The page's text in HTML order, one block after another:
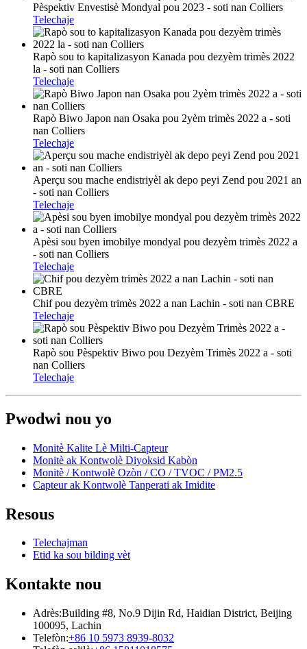
Pèspektiv Envestisè Mondyal pou 2023 - soti nan Colliers
Telechaje
Rapò sou to kapitalizasyon Kanada pou dezyèm trimès 2022
la - soti nan Colliers
Telechaje
Rapò Biwo Japon nan Osaka pou 2yèm trimès 2022 a - soti
nan Colliers
Telechaje
Aperçu sou mache endistriyèl ak depo peyi Zend pou 2021 an
- soti nan Colliers
Telechaje
Apèsi sou byen imobilye mondyal pou dezyèm trimès 2022 a
- soti nan Colliers
Telechaje
Chif pou dezyèm trimès 2022 a nan Lachin - soti nan CBRE
Telechaje
Rapò sou Pèspektiv Biwo pou Dezyèm Trimès 2022 a - soti
nan Colliers
Telechaje
Pwodwi nou yo
Monitè Kalite Lè Milti-Capteur
Monitè ak Kontwolè Diyoksid Kabòn
Monitè / Kontwolè Ozòn / CO / TVOC / PM2.5
Capteur ak Kontwolè Tanperati ak Imidite
Resous
Telechajman
Etid ka sou bilding vèt
Kontakte nou
Adrès:Building #8, No.9 Dijin Rd, Haidian District, Beijing
100095, Lachin
Telefòn:+86 10 5973 8939-8032